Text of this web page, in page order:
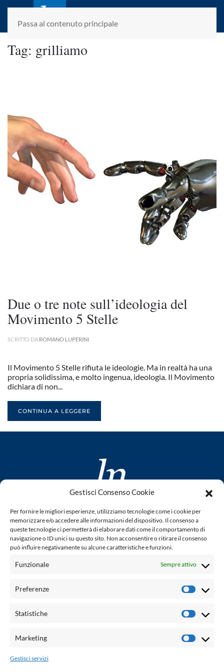
Gestisci Consenso Cookie
Per fornire le migliori esperienze, utilizziamo tecnologie come i cookie per
memorizzare e/o accedere alle informazioni del dispositivo. Il consenso a
queste tecnologie ci permetterà di elaborare dati come il comportamento di
navigazione o ID unici su questo sito. Non acconsentire o ritirare il consenso
può influire negativamente su alcune caratteristiche e funzioni.
Funzionale Sempre attivo
Preferenze
Statistiche
Marketing
Gestisci servizi
Passa al contenuto principale
laletteraturaenoi.it
fondato da Romano Luperini
Tag: grilliamo
Due o tre note sull’ideologia del
Movimento 5 Stelle
SCRITTO DA ROMANO LUPERINI
Il Movimento 5 Stelle rifiuta le ideologie. Ma in realtà ha una
propria solidissima, e molto ingenua, ideologia. Il Movimento
dichiara di non...
CONTINUA A LEGGERE
www.laletteraturaenoi.it
fondato da Romano Luperini
Questo blog non rappresenta una testata giornalistica in
quanto viene aggiornato senza alcuna periodicità. Non può
legge n° 62 del 7.03.2001. L'autore non è responsabile per
email: